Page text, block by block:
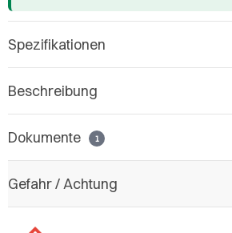
Spezifikationen
Beschreibung
Dokumente 1
Gefahr / Achtung